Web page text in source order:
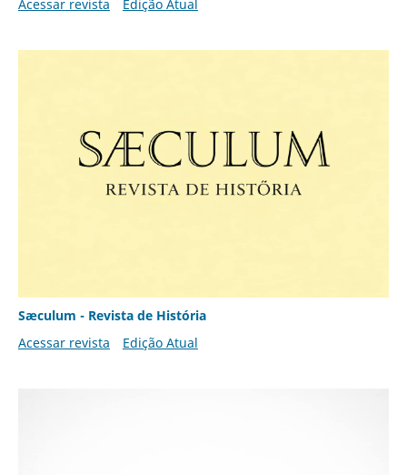
Acessar revista
Edição Atual
Sæculum - Revista de História
Acessar revista
Edição Atual